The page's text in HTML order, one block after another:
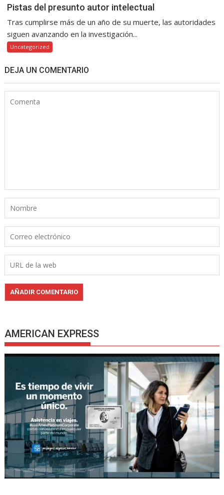
Pistas del presunto autor intelectual
Tras cumplirse más de un año de su muerte, las autoridades
siguen avanzando en la investigación...
Uncategorized
DEJA UN COMENTARIO
AMERICAN EXPRESS